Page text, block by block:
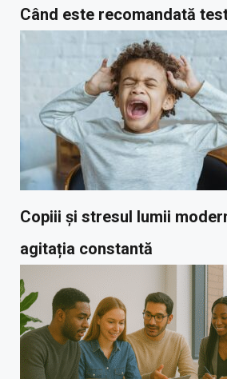
Când este recomandată
Copiii și stresul lumii
agitația constantă